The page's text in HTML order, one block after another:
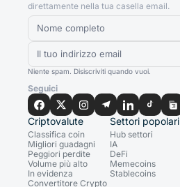
direttamente nella tua casella email.
Niente spam. Disiscriviti quando vuoi.
Seguici
Criptovalute
Classifica coin
Migliori guadagni
Peggiori perdite
Volume più alto
In evidenza
Convertitore Crypto
Settori popolari
Hub settori
IA
DeFi
Memecoins
Stablecoins